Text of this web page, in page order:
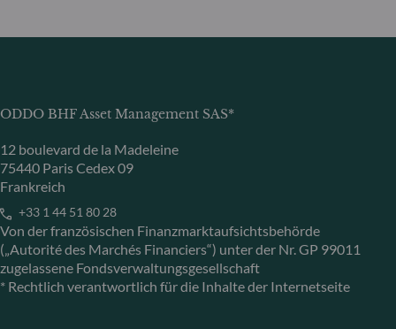
ODDO BHF Asset Management SAS*
12 boulevard de la Madeleine
75440 Paris Cedex 09
Frankreich
+33 1 44 51 80 28
Von der französischen Finanzmarktaufsichtsbehörde
(„Autorité des Marchés Financiers“) unter der Nr. GP 99011
zugelassene Fondsverwaltungsgesellschaft
* Rechtlich verantwortlich für die Inhalte der Internetseite